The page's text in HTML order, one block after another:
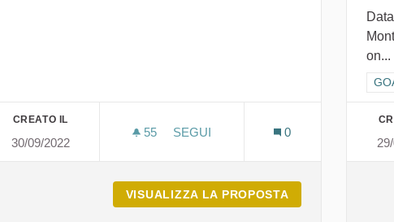
CREATO IL
30/09/2022
55 55 SOSTENITORI
SEGUI
CONOSCIAMO IL SISTEMA DI
0
VISUALIZZA LA PROPOSTA CONOSCIAMO
on...